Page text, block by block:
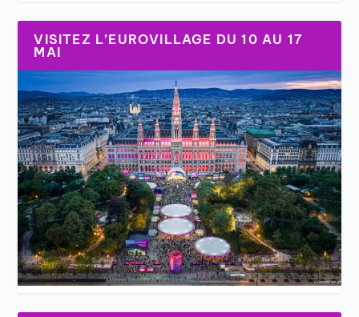
VISITEZ L’EUROVILLAGE DU 10 AU 17
MAI